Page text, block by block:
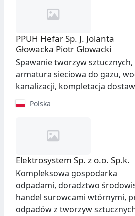
PPUH Hefar Sp. J. Jolanta
Głowacka Piotr Głowacki
Spawanie tworzyw
armatura sieciowa do gazu,
kanalizacji, kompletacja dostaw
Polska
Elektrosystem Sp. z o.o. Sp.k.
Kompleksowa gospodarka
odpadami, doradztwo
handel surowcami wtórnymi,
odpadów z tworzyw